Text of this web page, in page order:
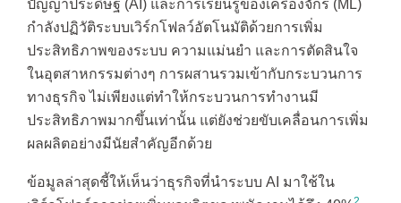
ปัญญาประดิษฐ์ (AI) และการเรียนรู้ของเครื่องจักร (ML)
กำลังปฏิวัติระบบเวิร์กโฟลว์อัตโนมัติด้วยการเพิ่ม
ประสิทธิภาพของระบบ ความแม่นยำ และการตัดสินใจ
ในอุตสาหกรรมต่างๆ การผสานรวมเข้ากับกระบวนการ
ทางธุรกิจ ไม่เพียงแต่ทำให้กระบวนการทำงานมี
ประสิทธิภาพมากขึ้นเท่านั้น แต่ยังช่วยขับเคลื่อนการเพิ่ม
ผลผลิตอย่างมีนัยสำคัญอีกด้วย
ข้อมูลล่าสุดชี้ให้เห็นว่าธุรกิจที่นำระบบ AI มาใช้ใน